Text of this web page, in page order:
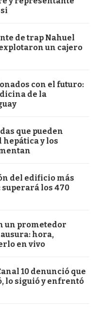
de trap Nahuel
un cajero
con el futuro:
de la
que pueden
hepática y los
del edificio más
los 470
un prometedor
hora,
en vivo
10 denunció que
lo siguió y enfrentó